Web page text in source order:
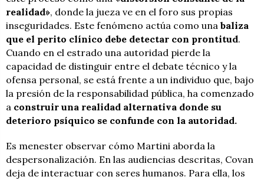
realidad», donde la jueza ve en el foro sus propias
inseguridades. Este fenómeno actúa como una baliza
que el perito clínico debe detectar con prontitud.
Cuando en el estrado una autoridad pierde la
capacidad de distinguir entre el debate técnico y la
ofensa personal, se está frente a un individuo que, bajo
la presión de la responsabilidad pública, ha comenzado
a construir una realidad alternativa donde su
deterioro psíquico se confunde con la autoridad.
Es menester observar cómo Martini aborda la
despersonalización. En las audiencias descritas, Covan
deja de interactuar con seres humanos. Para ella, los